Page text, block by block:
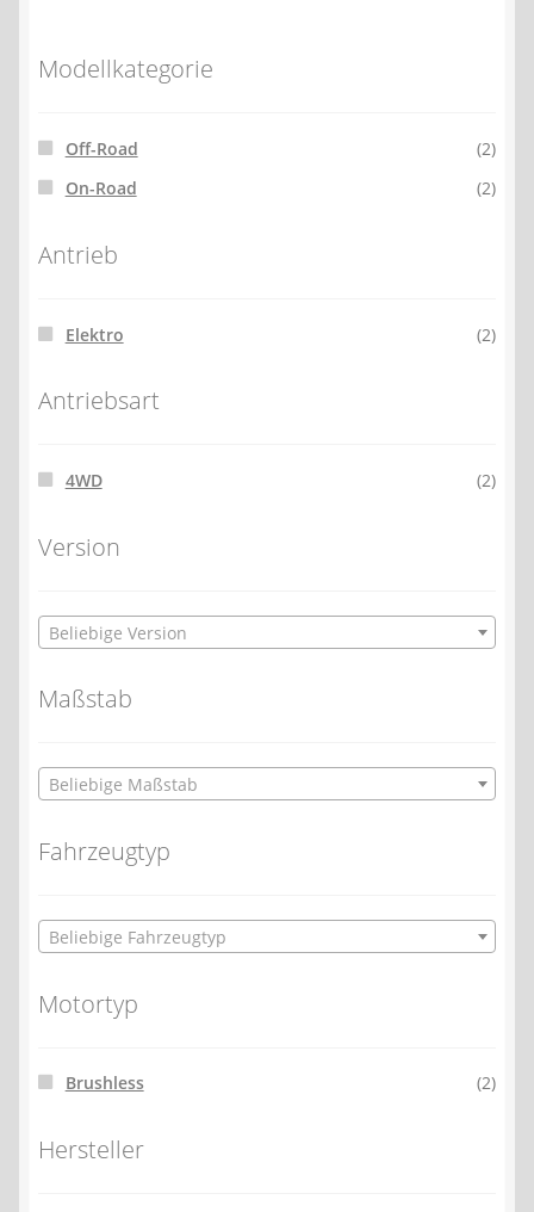
Modellkategorie
Off-Road
(2)
On-Road
(2)
Antrieb
Elektro (2)
Antriebsart
4WD (2)
Version
Beliebige Version
Maßstab
Beliebige Maßstab
Fahrzeugtyp
Beliebige Fahrzeugtyp
Motortyp
Brushless (2)
Hersteller